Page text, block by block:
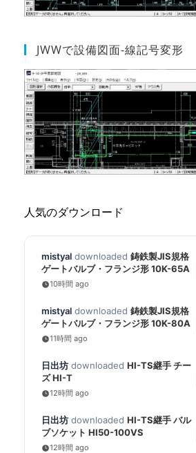
JWWで設備図面-線記号変形
人気のダウンロード
mistyal downloaded 鋳鉄製JIS規格
ゲートバルブ・フランジ形 10K-65A
10時間 ago
mistyal downloaded 鋳鉄製JIS規格
ゲートバルブ・フランジ形 10K-80A
11時間 ago
日出坊 downloaded HI-TS継手 チー
ズ HI-T
12時間 ago
日出坊 downloaded HI-TS継手 バル
ブソケット HI50-100VS
12時間 ago